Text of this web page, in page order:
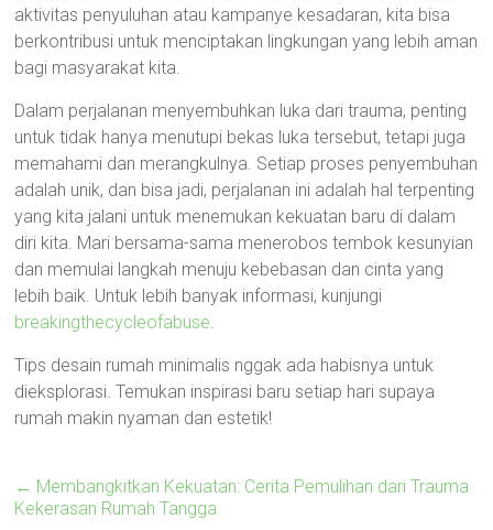
aktivitas penyuluhan atau kampanye kesadaran, kita bisa
berkontribusi untuk menciptakan lingkungan yang lebih aman
bagi masyarakat kita.
Dalam perjalanan menyembuhkan luka dari trauma, penting
untuk tidak hanya menutupi bekas luka tersebut, tetapi juga
memahami dan merangkulnya. Setiap proses penyembuhan
adalah unik, dan bisa jadi, perjalanan ini adalah hal terpenting
yang kita jalani untuk menemukan kekuatan baru di dalam
diri kita. Mari bersama-sama menerobos tembok kesunyian
dan memulai langkah menuju kebebasan dan cinta yang
lebih baik. Untuk lebih banyak informasi, kunjungi
breakingthecycleofabuse.
Tips desain rumah minimalis nggak ada habisnya untuk
dieksplorasi. Temukan inspirasi baru setiap hari supaya
rumah makin nyaman dan estetik!
← Membangkitkan Kekuatan: Cerita Pemulihan dari Trauma
Kekerasan Rumah Tangga